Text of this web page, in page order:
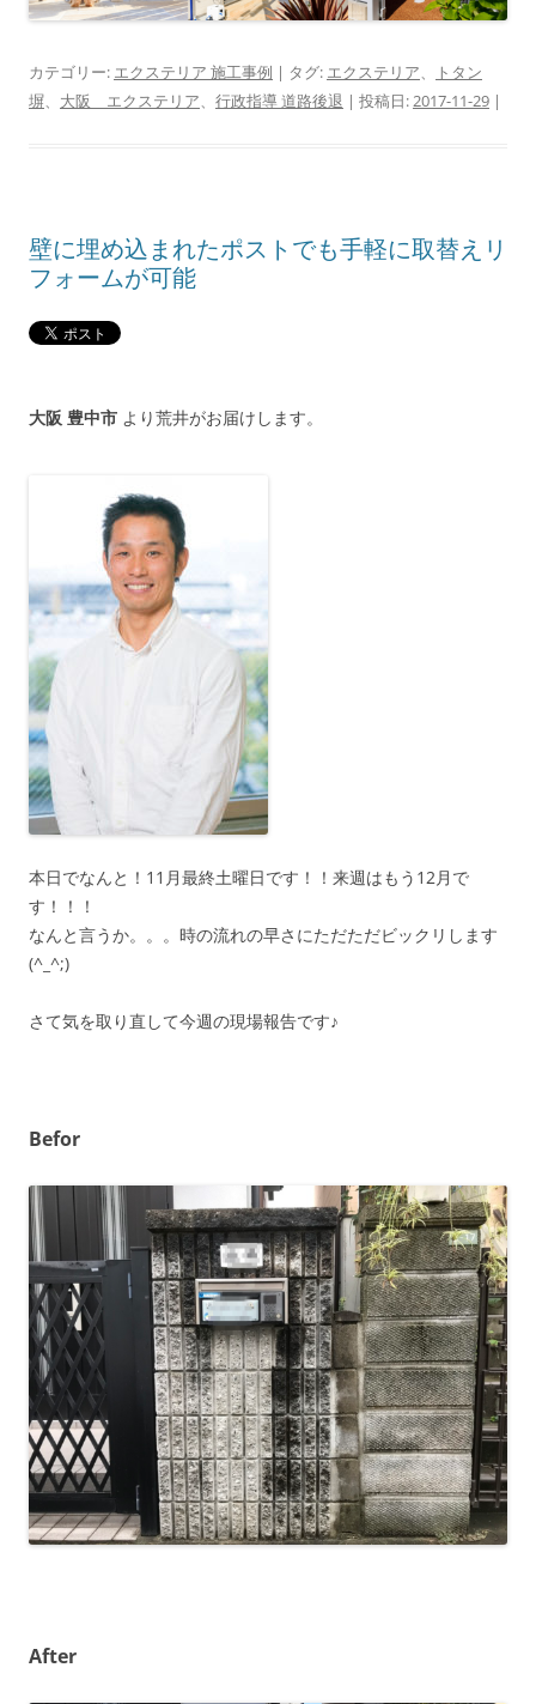
カテゴリー: エクステリア 施工事例 | タグ: エクステリア、
トタン
塀、 大阪 エクステリア、 行政指導 道路後退 | 投稿日:2017-11-29 |
壁に埋め込まれたポストでも手軽に取替えリ
フォームが可能
大阪 豊中市 より荒井がお届けします。
本日でなんと！11月最終土曜日です！！来週はもう12月で
す！！！
なんと言うか。。。時の流れの早さにただただビックリします
(^_^;)
さて気を取り直して今週の現場報告です♪
Befor
After